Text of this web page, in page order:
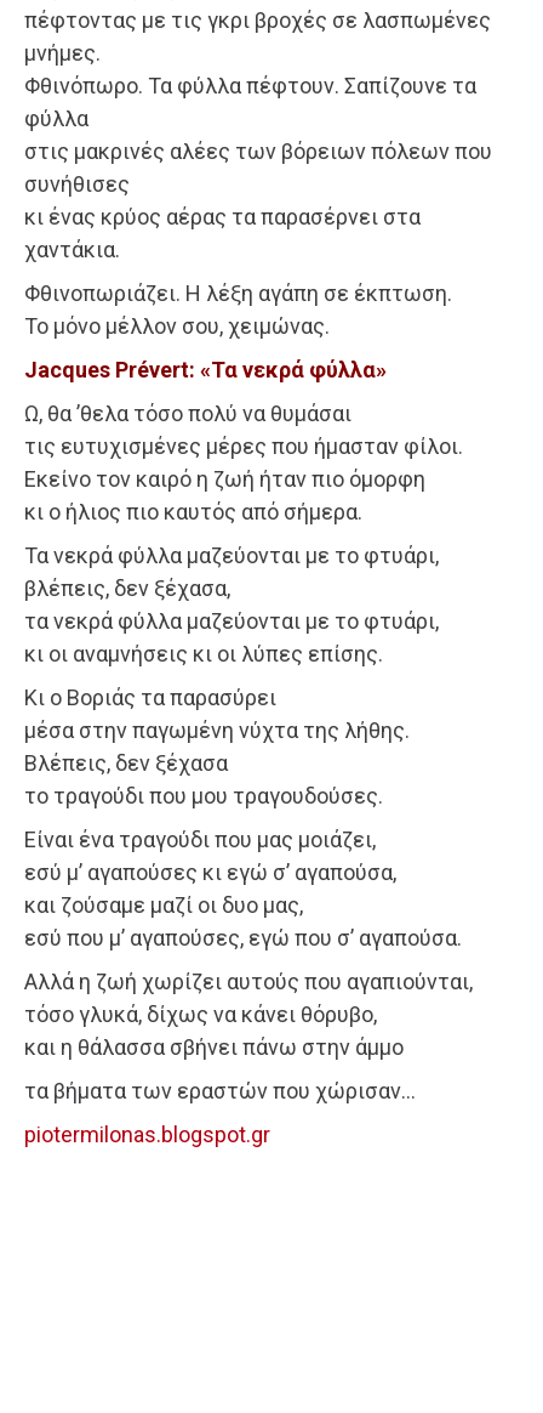
πέφτοντας με τις γκρι βροχές σε λασπωμένες
μνήμες.
Φθινόπωρο. Τα φύλλα πέφτουν. Σαπίζουνε τα
φύλλα
στις μακρινές αλέες των βόρειων πόλεων που
συνήθισες
κι ένας κρύος αέρας τα παρασέρνει στα
χαντάκια.
Φθινοπωριάζει. Η λέξη αγάπη σε έκπτωση.
Το μόνο μέλλον σου, χειμώνας.
Jacques Prévert: «Τα νεκρά φύλλα»
Ω, θα ’θελα τόσο πολύ να θυμάσαι
τις ευτυχισμένες μέρες που ήμασταν φίλοι.
Εκείνο τον καιρό η ζωή ήταν πιο όμορφη
κι ο ήλιος πιο καυτός από σήμερα.
Τα νεκρά φύλλα μαζεύονται με το φτυάρι,
βλέπεις, δεν ξέχασα,
τα νεκρά φύλλα μαζεύονται με το φτυάρι,
κι οι αναμνήσεις κι οι λύπες επίσης.
Κι ο Βοριάς τα παρασύρει
μέσα στην παγωμένη νύχτα της λήθης.
Βλέπεις, δεν ξέχασα
το τραγούδι που μου τραγουδούσες.
Είναι ένα τραγούδι που μας μοιάζει,
εσύ μ’ αγαπούσες κι εγώ σ’ αγαπούσα,
και ζούσαμε μαζί οι δυο μας,
εσύ που μ’ αγαπούσες, εγώ που σ’ αγαπούσα.
Αλλά η ζωή χωρίζει αυτούς που αγαπιούνται,
τόσο γλυκά, δίχως να κάνει θόρυβο,
και η θάλασσα σβήνει πάνω στην άμμο
τα βήματα των εραστών που χώρισαν…
piotermilonas.blogspot.gr